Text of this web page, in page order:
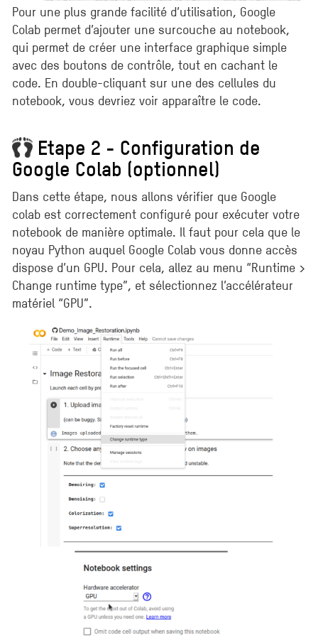
Pour une plus grande facilité d’utilisation, Google
Colab permet d’ajouter une surcouche au notebook,
qui permet de créer une interface graphique simple
avec des boutons de contrôle, tout en cachant le
code. En double-cliquant sur une des cellules du
notebook, vous devriez voir apparaître le code.
Etape 2 - Configuration de
Google Colab (optionnel)
Dans cette étape, nous allons vérifier que Google
colab est correctement configuré pour exécuter votre
notebook de manière optimale. Il faut pour cela que le
noyau Python auquel Google Colab vous donne accès
dispose d’un GPU. Pour cela, allez au menu “Runtime >
Change runtime type”, et sélectionnez l’accélérateur
matériel “GPU”.